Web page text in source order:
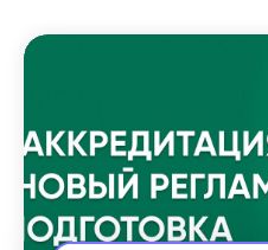
Общество с Ограниченной
«Международный Центр Медицинского
Структура и органы
управления
Отзывы